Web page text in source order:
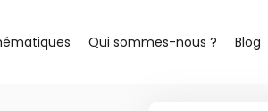
Qui sommes-nous ? Blog